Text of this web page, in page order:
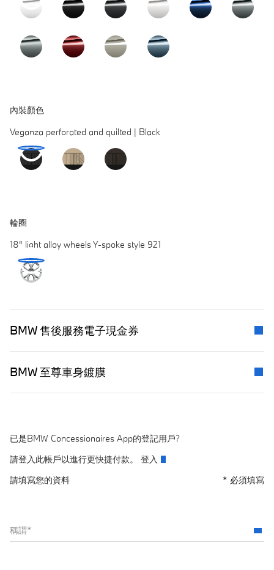
內裝顏色​
Veganza perforated and quilted | Black
輪圈
18" light alloy wheels Y-spoke style 921
BMW 售後服務電子現金券​ Arrow
BMW 至尊車身鍍膜 Arrow
已是BMW Concessionaires App的登記用戶? ​
請登入此帳戶以進行更快捷付款。 登入
請填寫您的資料
* 必須填寫
稱謂*